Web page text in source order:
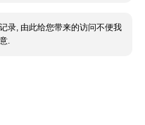
录, 由此给您带来的访问不便我
.